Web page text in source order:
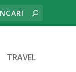
TRAVEL